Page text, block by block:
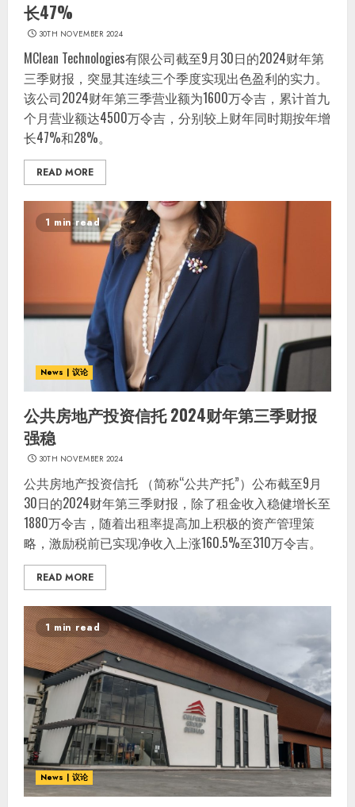
长47%
30TH NOVEMBER 2024
MClean Technologies有限公司截至9月30日的2024财年第
三季财报，突显其连续三个季度实现出色盈利的实力。
该公司2024财年第三季营业额为1600万令吉，累计首九
个月营业额达4500万令吉，分别较上财年同时期按年增
长47%和28%。
READ MORE
1 min read
News | 议论
公共房地产投资信托 2024财年第三季财报
强稳
30TH NOVEMBER 2024
公共房地产投资信托 （简称“公共产托”）公布截至9月
30日的2024财年第三季财报，除了租金收入稳健增长至
1880万令吉，随着出租率提高加上积极的资产管理策
略，激励税前已实现净收入上涨160.5%至310万令吉。
READ MORE
1 min read
News | 议论